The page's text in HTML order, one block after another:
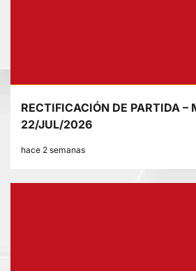
RECTIFICACIÓN DE PARTIDA –
22/JUL/2026
hace 2 semanas